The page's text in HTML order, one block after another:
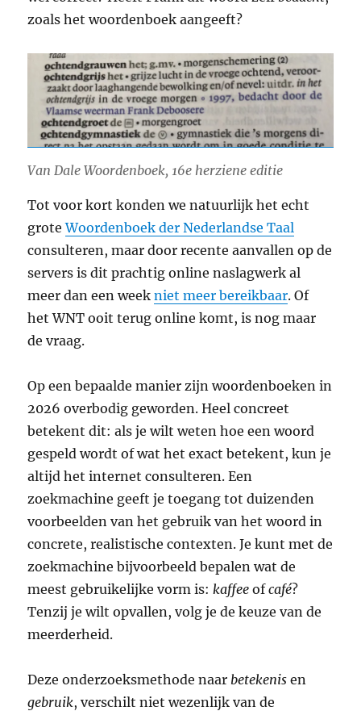
zoals het woordenboek aangeeft?
Van Dale Woordenboek, 16e herziene editie
Tot voor kort konden we natuurlijk het echt
groteWoordenboek der Nederlandse Taal
consulteren, maar door recente aanvallen op de
servers is dit prachtig online naslagwerk al
meer dan een weekniet meer bereikbaar. Of
het WNT ooit terug online komt, is nog maar
de vraag.
Op een bepaalde manier zijn woordenboeken in
2026 overbodig geworden. Heel concreet
betekent dit: als je wilt weten hoe een woord
gespeld wordt of wat het exact betekent, kun je
altijd het internet consulteren. Een
zoekmachine geeft je toegang tot duizenden
voorbeelden van het gebruik van het woord in
concrete, realistische contexten. Je kunt met de
zoekmachine bijvoorbeeld bepalen wat de
meest gebruikelijke vorm is: kaffee ofcafé?
Tenzij je wilt opvallen, volg je de keuze van de
meerderheid.
Deze onderzoeksmethode naar betekenis en
gebruik, verschilt niet wezenlijk van de